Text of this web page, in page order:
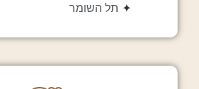
✦ תל השומר